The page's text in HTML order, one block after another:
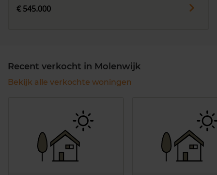
€ 545.000
Recent verkocht in Molenwijk
Bekijk alle verkochte woningen